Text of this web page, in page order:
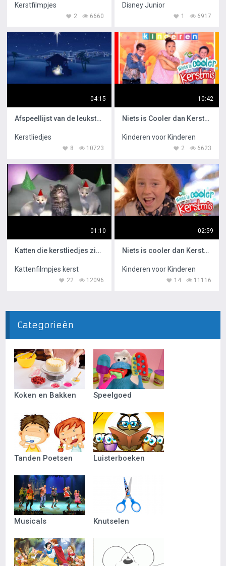
Kerstfilmpjes
6660
2
Disney Junior
6917
1
04:15
Afspeellijst van de leukste kinderliedjes
Kerstliedjes
10723
8
10:42
Niets is Cooler dan Kerstmis Dansles
Kinderen voor Kinderen
6623
2
01:10
Katten die kerstliedjes zingen
Kattenfilmpjes kerst
12096
22
02:59
Niets is cooler dan Kerstmis
Kinderen voor Kinderen
11116
14
Categorieën
Koken en Bakken Speelgoed
Tanden Poetsen Luisterboeken
Musicals Knutselen